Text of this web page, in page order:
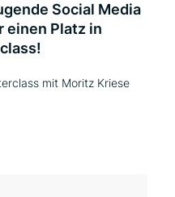
Social Media
einen Platz in
mit Moritz Kriese